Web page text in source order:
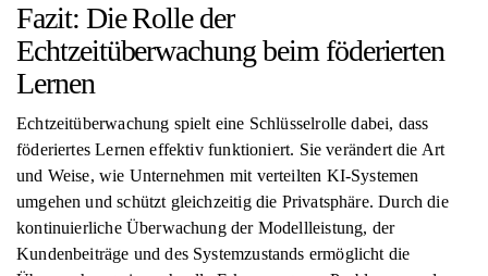
Fazit: Die Rolle der
Echtzeitüberwachung beim föderierten
Lernen
Echtzeitüberwachung spielt eine Schlüsselrolle dabei, dass
föderiertes Lernen effektiv funktioniert. Sie verändert die Art
und Weise, wie Unternehmen mit verteilten KI-Systemen
umgehen und schützt gleichzeitig die Privatsphäre. Durch die
kontinuierliche Überwachung der Modellleistung, der
Kundenbeiträge und des Systemzustands ermöglicht die